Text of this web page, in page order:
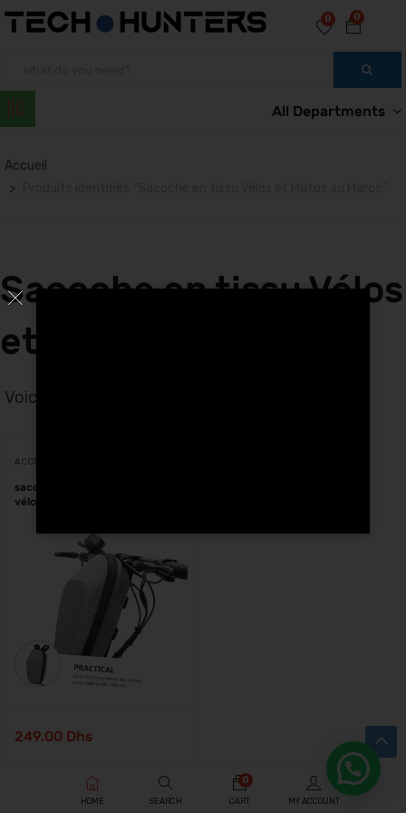
0
0
All Departments
Accueil
Sacoche en tissu Vélos
et Motos au Maroc
Voici le seul résultat
ACCESSOIRES
sacoche trottinette électrique et
vélo en tissu
249.00 Dhs
HOME SEARCH
0
CART MY ACCOUNT